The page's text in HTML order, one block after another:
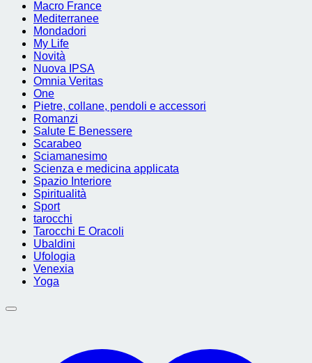
Macro France
Mediterranee
Mondadori
My Life
Novità
Nuova IPSA
Omnia Veritas
One
Pietre, collane, pendoli e accessori
Romanzi
Salute E Benessere
Scarabeo
Sciamanesimo
Scienza e medicina applicata
Spazio Interiore
Spiritualità
Sport
tarocchi
Tarocchi E Oracoli
Ubaldini
Ufologia
Venexia
Yoga